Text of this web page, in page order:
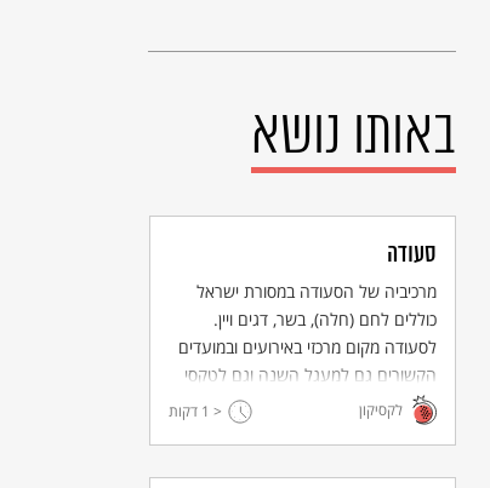
באותו נושא
סעודה
מרכיביה של הסעודה במסורת ישראל
כוללים לחם (חלה), בשר, דגים ויין.
לסעודה מקום מרכזי באירועים ובמועדים
הקשורים גם למעגל השנה וגם לטקסי
החיים, והיא מלווה בשירה ופיוטים.
לקסיקון < 1 דקות